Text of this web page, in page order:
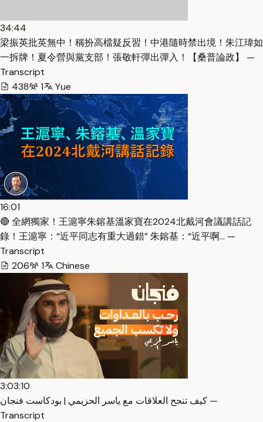
34:44
梁振英批英無中！稱扮高檔疑反習！中港隨時禁出境！朱江瑋如
一拆牌！夏令營與黨支部！張敬軒彈出彈入！【桑普論政】 —
Transcript
438
1 Yue
16:01
🔴 全網獨家！王滬寧朱鎔基溫家寶在2024北戴河會議講話記
錄！王滬寧：“近平同志有重大過錯” 朱鎔基：“近平啊… —
Transcript
206
1 Chinese
3:03:10
كيف تنجح العلاقات مع ياسر الحزيمي | بودكاست فنجان —
Transcript